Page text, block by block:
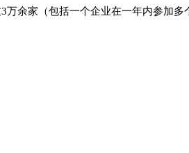
余家（包括一个企业在一年内参加